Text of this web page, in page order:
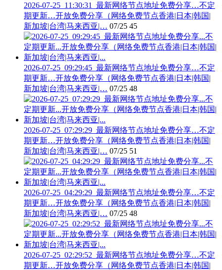
2026-07-25_11:30:31_最新网络节点地址免费分享…不定
期更新…开放免费分享（网络免费节点香港|日本|韩国|
新加坡|台湾|马来西亚|… 07/25 45
2026-07-25_09:29:45_最新网络节点地址免费分享…不定
期更新…开放免费分享（网络免费节点香港|日本|韩国|
新加坡|台湾|马来西亚|… 07/25 48
2026-07-25_07:29:29_最新网络节点地址免费分享…不定
期更新…开放免费分享（网络免费节点香港|日本|韩国|
新加坡|台湾|马来西亚|… 07/25 51
2026-07-25_04:29:29_最新网络节点地址免费分享…不定
期更新…开放免费分享（网络免费节点香港|日本|韩国|
新加坡|台湾|马来西亚|… 07/25 48
2026-07-25_02:29:52_最新网络节点地址免费分享…不定
期更新…开放免费分享（网络免费节点香港|日本|韩国|